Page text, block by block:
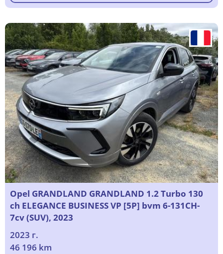
Opel GRANDLAND GRANDLAND 1.2 Turbo 130
ch ELEGANCE BUSINESS VP [5P] bvm 6-131CH-
7cv (SUV), 2023
2023 г.
46 196 km